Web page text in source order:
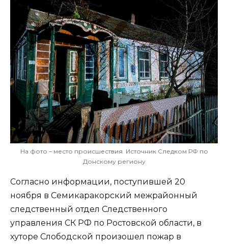
На фото – место происшествия. Источник Следком РФ по
Донскому региону
Согласно информации, поступившей 20
ноября в Семикаракорский межрайонный
следственный отдел Следственного
управления СК РФ по Ростовской области, в
хуторе Слободской произошел пожар в